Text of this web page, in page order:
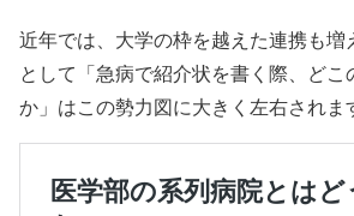
近年では、大学の枠を越えた連携も増
として「急病で紹介状を書く際、どこ
か」はこの勢力図に大きく左右されま